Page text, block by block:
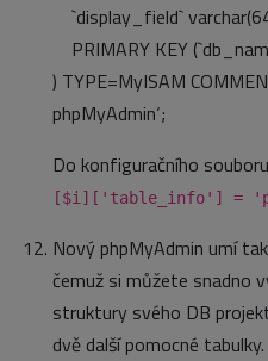
`display_field`
PRIMARY KEY
) TYPE=MyISAM
phpMyAdmin‘;
Do konfiguračního
[$i]['table_info'] =
Nový phpMyAdmin umí
čemuž si můžete snadno
struktury svého DB
dvě další pomocné